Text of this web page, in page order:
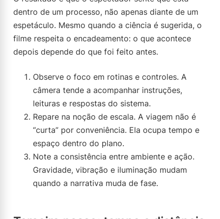
dentro de um processo, não apenas diante de um
espetáculo. Mesmo quando a ciência é sugerida, o
filme respeita o encadeamento: o que acontece
depois depende do que foi feito antes.
Observe o foco em rotinas e controles. A
câmera tende a acompanhar instruções,
leituras e respostas do sistema.
Repare na noção de escala. A viagem não é
“curta” por conveniência. Ela ocupa tempo e
espaço dentro do plano.
Note a consistência entre ambiente e ação.
Gravidade, vibração e iluminação mudam
quando a narrativa muda de fase.